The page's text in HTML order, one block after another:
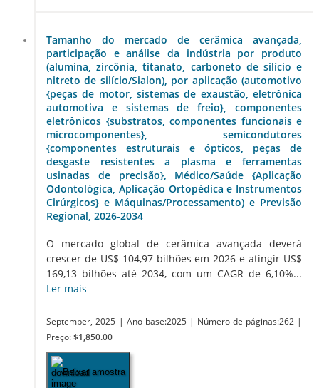
Tamanho do mercado de cerâmica avançada,
participação e análise da indústria por produto
(alumina, zircônia, titanato, carboneto de silício e
nitreto de silício/Sialon), por aplicação (automotivo
{peças de motor, sistemas de exaustão, eletrônica
automotiva e sistemas de freio}, componentes
eletrônicos {substratos, componentes funcionais e
microcomponentes}, semicondutores
{componentes estruturais e ópticos, peças de
desgaste resistentes a plasma e ferramentas
usinadas de precisão}, Médico/Saúde {Aplicação
Odontológica, Aplicação Ortopédica e Instrumentos
Cirúrgicos} e Máquinas/Processamento) e Previsão
Regional, 2026-2034
O mercado global de cerâmica avançada deverá
crescer de US$ 104,97 bilhões em 2026 e atingir US$
169,13 bilhões até 2034, com um CAGR de 6,10%...
Ler mais
September, 2025 | Ano base:2025 | Número de páginas:262 |
Preço: $1,850.00
Baixar amostra